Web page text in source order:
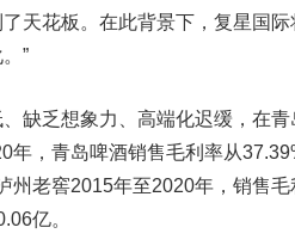
天花板。在此背景下，复星国
”
乏想象力、高端化迟缓，在青
年，青岛啤酒销售毛利率从
州老窖2015年至2020年，销售
亿。